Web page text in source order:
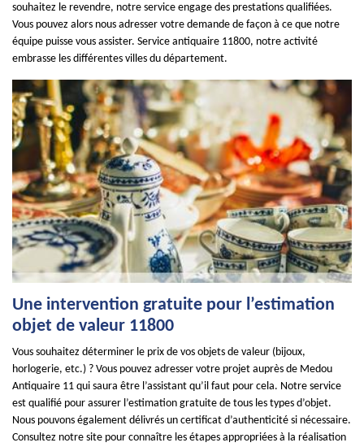
souhaitez le revendre, notre service engage des prestations qualifiées.
Vous pouvez alors nous adresser votre demande de façon à ce que notre
équipe puisse vous assister. Service antiquaire 11800, notre activité
embrasse les différentes villes du département.
Une intervention gratuite pour l’estimation
objet de valeur 11800
Vous souhaitez déterminer le prix de vos objets de valeur (bijoux,
horlogerie, etc.) ? Vous pouvez adresser votre projet auprès de Medou
Antiquaire 11 qui saura être l’assistant qu’il faut pour cela. Notre service
est qualifié pour assurer l’estimation gratuite de tous les types d’objet.
Nous pouvons également délivrés un certificat d’authenticité si nécessaire.
Consultez notre site pour connaître les étapes appropriées à la réalisation